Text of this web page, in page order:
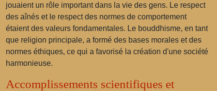
jouaient un rôle important dans la vie des gens. Le respect
des aînés et le respect des normes de comportement
étaient des valeurs fondamentales. Le bouddhisme, en tant
que religion principale, a formé des bases morales et des
normes éthiques, ce qui a favorisé la création d'une société
harmonieuse.
Accomplissements scientifiques et